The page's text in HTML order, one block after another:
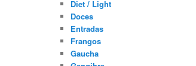
Diet / Light
Doces
Entradas
Frangos
Gaucha